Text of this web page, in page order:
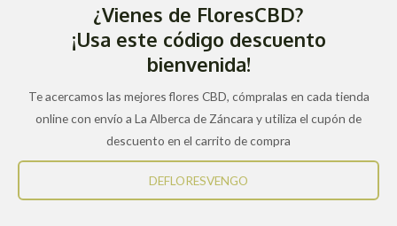
¿Vienes de FloresCBD?
¡Usa este código descuento
bienvenida!
Te acercamos las mejores flores CBD, cómpralas en cada tienda
online con envío a La Alberca de Záncara y utiliza el cupón de
descuento en el carrito de compra
DEFLORESVENGO